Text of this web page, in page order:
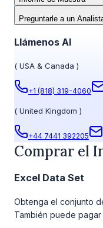
Preguntarle a un
Llámenos Al
( USA & Canada )
+1 (818) 319-4060
( United Kingdom )
+44 7441 392205
Comprar el
Excel Data Set
Obtenga el conjunto
También puede